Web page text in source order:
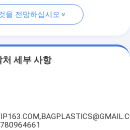
을 전망하십시오
처 세부 사항